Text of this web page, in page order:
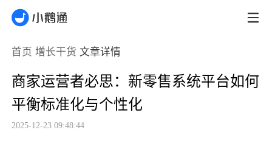
首页 增长干货 文章详情
商家运营者必思：新零售系统平台如何
平衡标准化与个性化
2025-12-23 09:48:44